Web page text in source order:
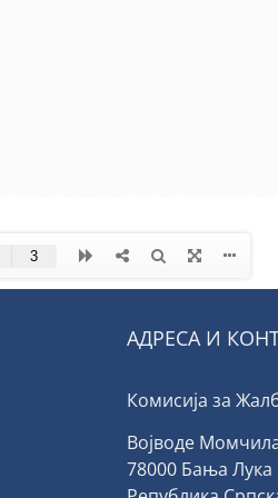
АДРЕСА И
Комисија за
Војводе
78000 Бања Лука